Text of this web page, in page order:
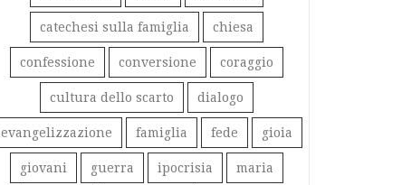
catechesi sulla famiglia chiesa
confessione conversione coraggio
cultura dello scarto dialogo
evangelizzazione famiglia fede gioia
giovani guerra ipocrisia maria